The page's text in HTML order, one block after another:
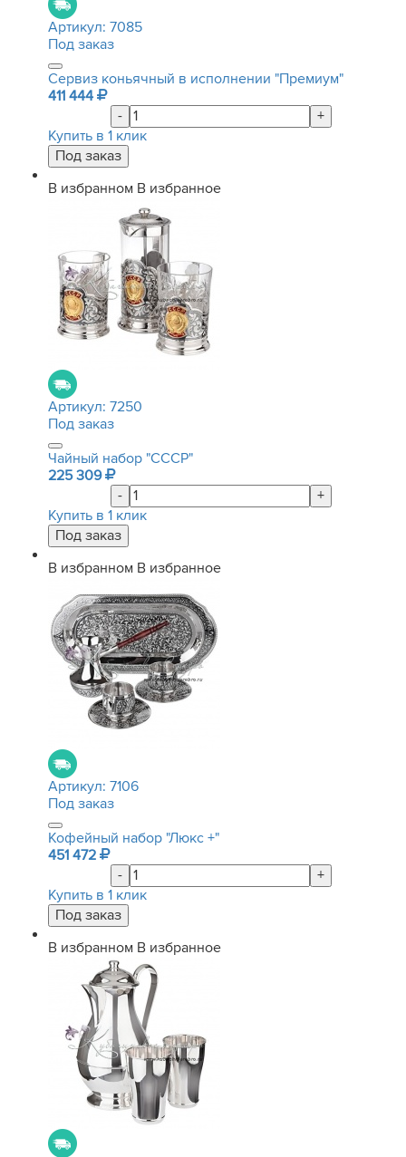
Артикул: 7085
Под заказ
Сервиз коньячный в исполнении "Премиум"
411 444
-
+
Купить в 1 клик
В избранном В избранное
Артикул: 7250
Под заказ
Чайный набор "СССР"
225 309
-
+
Купить в 1 клик
В избранном В избранное
Артикул: 7106
Под заказ
Кофейный набор "Люкс +"
451 472
-
+
Купить в 1 клик
В избранном В избранное